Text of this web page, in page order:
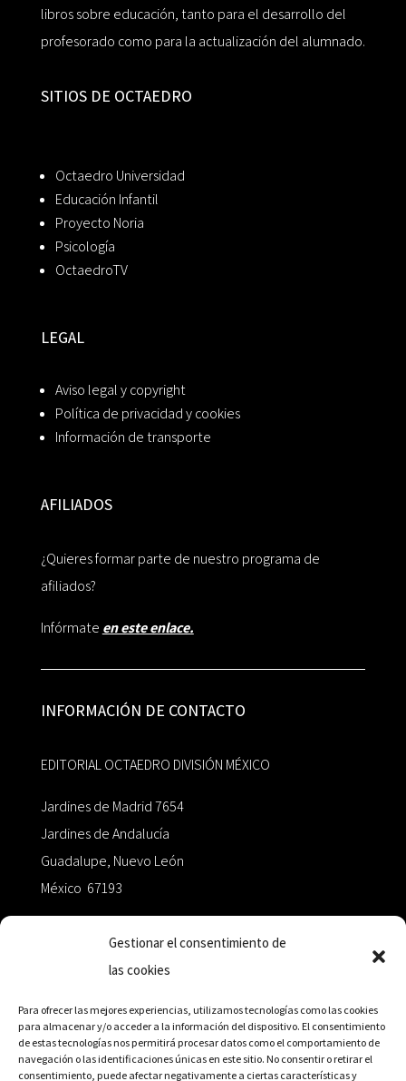
Gestionar el consentimiento de
las cookies
Para ofrecer las mejores experiencias, utilizamos tecnologías como las cookies
para almacenar y/o acceder a la información del dispositivo. El consentimiento
de estas tecnologías nos permitirá procesar datos como el comportamiento de
navegación o las identificaciones únicas en este sitio. No consentir o retirar el
consentimiento, puede afectar negativamente a ciertas características y
libros sobre educación, tanto para el desarrollo del
profesorado como para la actualización del alumnado.
SITIOS DE OCTAEDRO
Octaedro Universidad
Educación Infantil
Proyecto Noria
Psicología
OctaedroTV
LEGAL
Aviso legal y copyright
Política de privacidad y cookies
Información de transporte
AFILIADOS
¿Quieres formar parte de nuestro programa de
afiliados?
Infórmate en este enlace.
INFORMACIÓN DE CONTACTO
EDITORIAL OCTAEDRO DIVISIÓN MÉXICO
Jardines de Madrid 7654
Jardines de Andalucía
Guadalupe, Nuevo León
México 67193
+52 811.499.5638
RED DE DISTRIBUCIÓN